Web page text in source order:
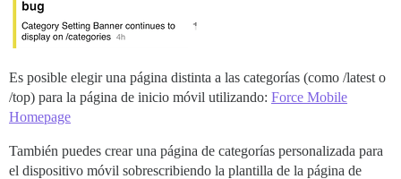
Es posible elegir una página distinta a las categorías (como /latest o
/top) para la página de inicio móvil utilizando: Force Mobile
Homepage
También puedes crear una página de categorías personalizada para
el dispositivo móvil sobrescribiendo la plantilla de la página de